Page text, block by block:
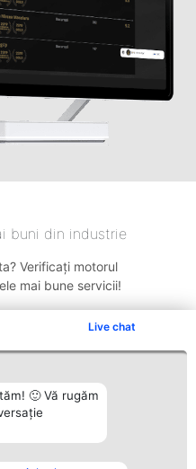
Live chat
🙂 Vă rugăm
buni din industrie
Verificați motorul
mai bune servicii!